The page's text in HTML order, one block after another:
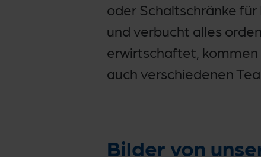
oder Schaltschränke
und verbucht alles
erwirtschaftet, kommen
auch verschiedenen
Bilder von